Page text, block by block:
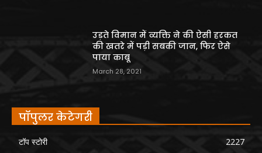
उड़ते विमान में व्यक्ति ने की ऐसी हरकत
की खतरे में पड़ी सबकी जान, फिर ऐसे
पाया काबू
March 28, 2021
पॉपुलर केटेगरी
टॉप स्टोरी
2227